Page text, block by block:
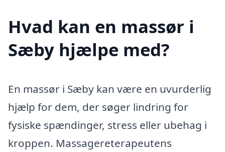
Hvad kan en massør i
Sæby hjælpe med?
En massør i Sæby kan være en uvurderlig
hjælp for dem, der søger lindring for
fysiske spændinger, stress eller ubehag i
kroppen. Massagereterapeutens